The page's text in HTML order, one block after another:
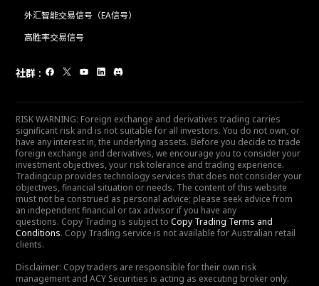
外汇智能交易信号（EA信号）
高胜率交易信号
社群 :
RISK WARNING: Foreign exchange and derivatives trading carries
significant risk and is not suitable for all investors. You do not own, or
have any interest in, the underlying assets. Before you decide to trade
foreign exchange and derivatives, we encourage you to consider your
investment objectives, your risk tolerance and trading experience.
Tradingcup provides technology services that does not consider your
objectives, financial situation or needs. The content of this website
must not be construed as personal advice; please seek advice from
an independent financial or tax advisor if you have any
questions. Copy Trading is subject to Copy Trading Terms and
Conditions. Copy Trading service is not available for Australian retail
clients.
Disclaimer: Copy traders are responsible for their own risk
management and ACY Securities is acting as executing broker only.